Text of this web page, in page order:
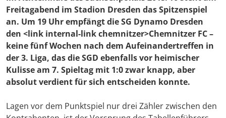
Freitagabend im Stadion Dresden das Spitzenspiel
an. Um 19 Uhr empfängt die SG Dynamo Dresden
den <link internal-link chemnitzer>Chemnitzer FC –
keine fünf Wochen nach dem Aufeinandertreffen in
der 3. Liga, das die SGD ebenfalls vor heimischer
Kulisse am 7. Spieltag mit 1:0 zwar knapp, aber
absolut verdient für sich entscheiden konnte.
Lagen vor dem Punktspiel nur drei Zähler zwischen den